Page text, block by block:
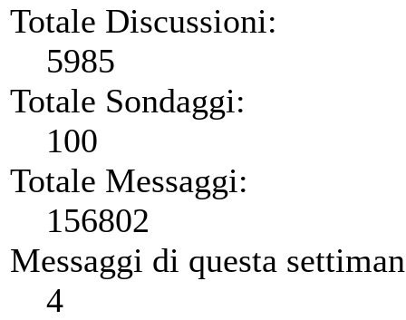
Totale Discussioni:
5985
Totale Sondaggi:
100
Totale Messaggi:
156802
Messaggi di questa
4